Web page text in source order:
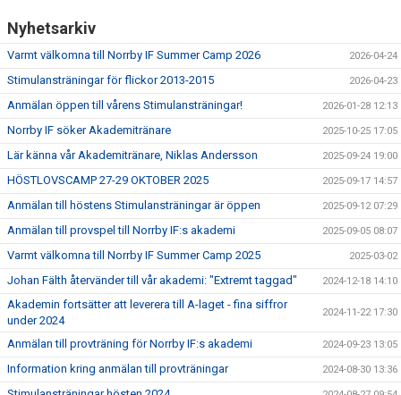
Nyhetsarkiv
Varmt välkomna till Norrby IF Summer Camp 2026 2026-04-24
Stimulansträningar för flickor 2013-2015 2026-04-23
Anmälan öppen till vårens Stimulansträningar! 2026-01-28 12:13
Norrby IF söker Akademitränare 2025-10-25 17:05
Lär känna vår Akademitränare, Niklas Andersson 2025-09-24 19:00
HÖSTLOVSCAMP 27-29 OKTOBER 2025 2025-09-17 14:57
Anmälan till höstens Stimulansträningar är öppen 2025-09-12 07:29
Anmälan till provspel till Norrby IF:s akademi 2025-09-05 08:07
Varmt välkomna till Norrby IF Summer Camp 2025 2025-03-02
Johan Fälth återvänder till vår akademi: "Extremt taggad" 2024-12-18 14:10
Akademin fortsätter att leverera till A-laget - fina siffror
under 2024
2024-11-22 17:30
Anmälan till provträning för Norrby IF:s akademi 2024-09-23 13:05
Information kring anmälan till provträningar 2024-08-30 13:36